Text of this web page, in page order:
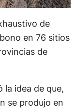
de
en 76 sitios
de
la idea de que,
se produjo en